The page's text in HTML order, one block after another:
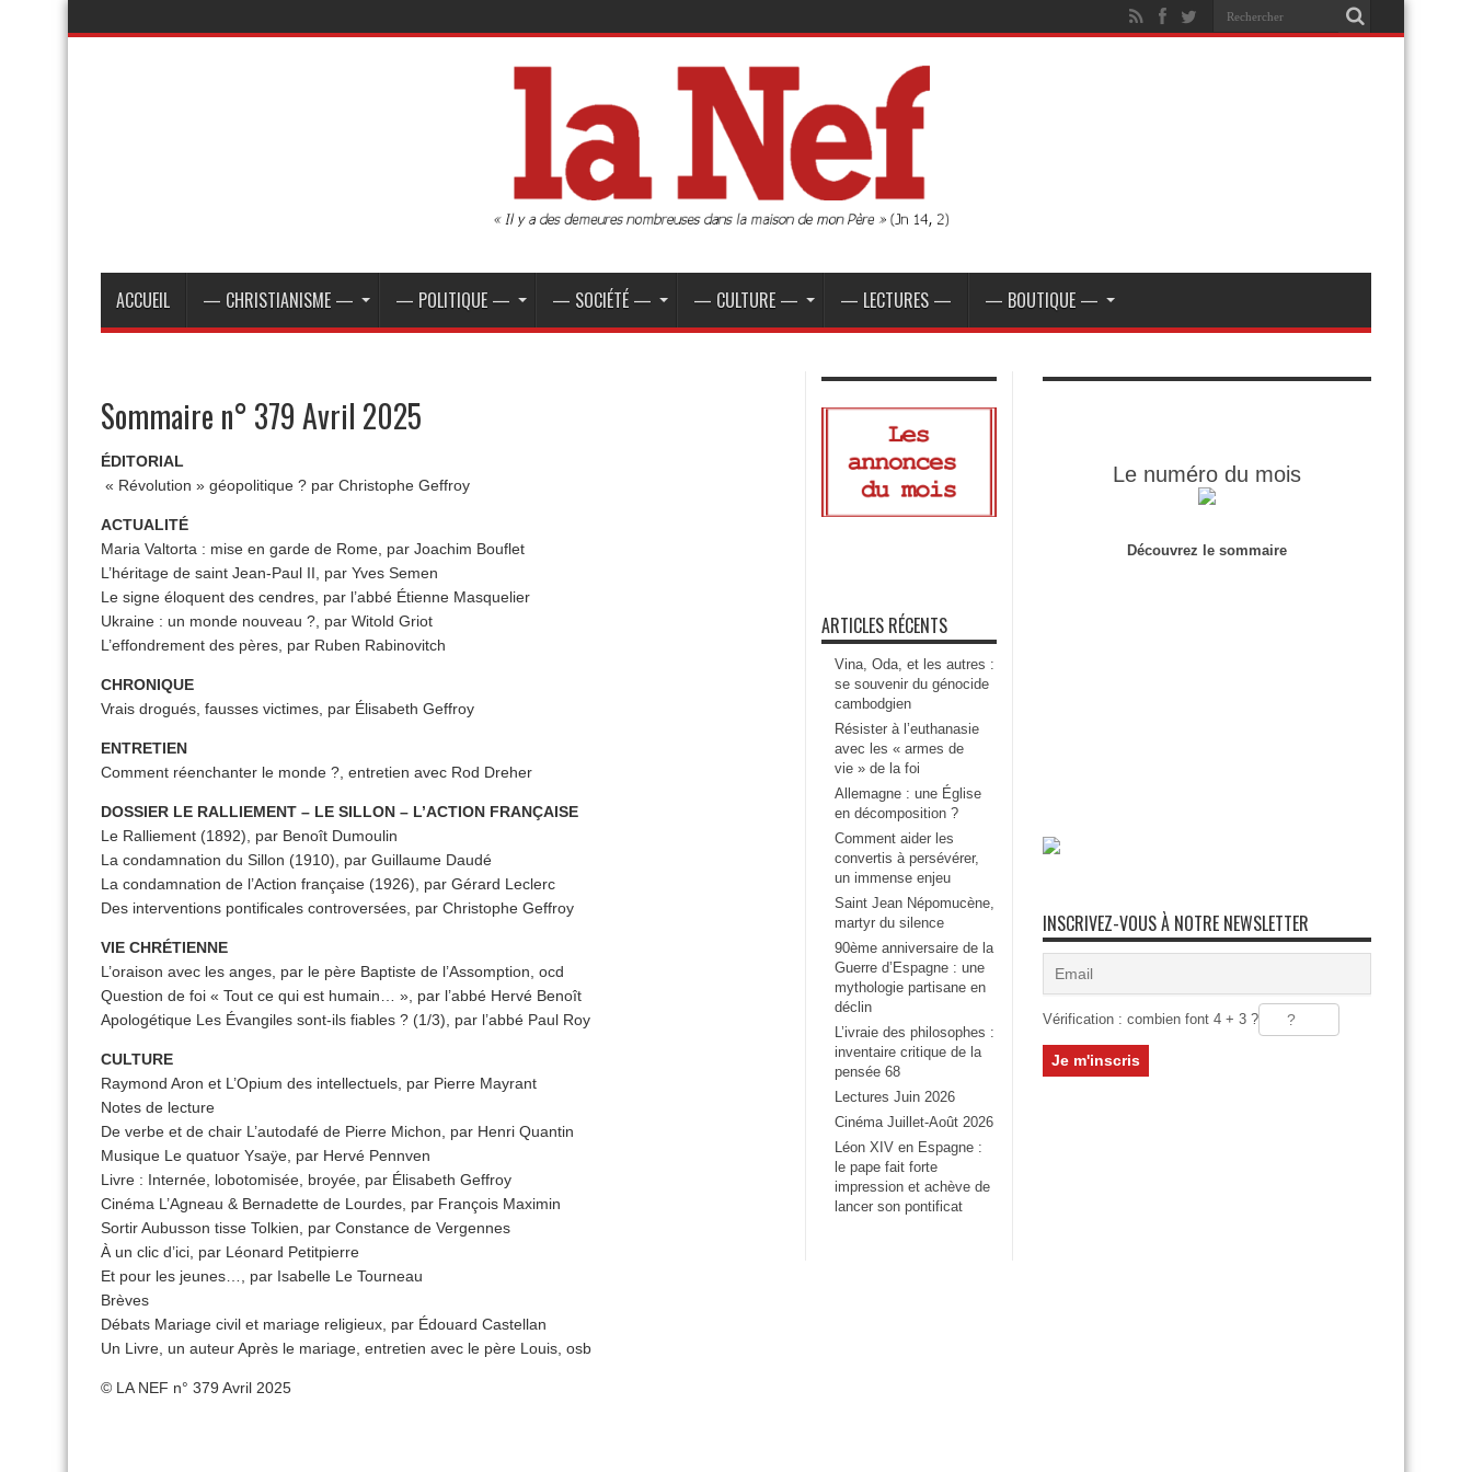
ACCUEIL — CHRISTIANISME — — POLITIQUE — — SOCIÉTÉ — — CULTURE — — LECTURES — — BOUTIQUE —
Sommaire n° 379 Avril 2025
ÉDITORIAL
« Révolution » géopolitique ? par Christophe Geffroy
ACTUALITÉ
Maria Valtorta : mise en garde de Rome, par Joachim Bouflet
L’héritage de saint Jean-Paul II, par Yves Semen
Le signe éloquent des cendres, par l’abbé Étienne Masquelier
Ukraine : un monde nouveau ?, par Witold Griot
L’effondrement des pères, par Ruben Rabinovitch
CHRONIQUE
Vrais drogués, fausses victimes, par Élisabeth Geffroy
ENTRETIEN
Comment réenchanter le monde ?, entretien avec Rod Dreher
DOSSIER LE RALLIEMENT – LE SILLON – L’ACTION FRANÇAISE
Le Ralliement (1892), par Benoît Dumoulin
La condamnation du Sillon (1910), par Guillaume Daudé
La condamnation de l’Action française (1926), par Gérard Leclerc
Des interventions pontificales controversées, par Christophe Geffroy
VIE CHRÉTIENNE
L’oraison avec les anges, par le père Baptiste de l’Assomption, ocd
Question de foi « Tout ce qui est humain… », par l’abbé Hervé Benoît
Apologétique Les Évangiles sont-ils fiables ? (1/3), par l’abbé Paul Roy
CULTURE
Raymond Aron et L’Opium des intellectuels, par Pierre Mayrant
Notes de lecture
De verbe et de chair L’autodafé de Pierre Michon, par Henri Quantin
Musique Le quatuor Ysaÿe, par Hervé Pennven
Livre : Internée, lobotomisée, broyée, par Élisabeth Geffroy
Cinéma L’Agneau & Bernadette de Lourdes, par François Maximin
Sortir Aubusson tisse Tolkien, par Constance de Vergennes
À un clic d’ici, par Léonard Petitpierre
Et pour les jeunes…, par Isabelle Le Tourneau
Brèves
Débats Mariage civil et mariage religieux, par Édouard Castellan
Un Livre, un auteur Après le mariage, entretien avec le père Louis, osb
© LA NEF n° 379 Avril 2025
ARTICLES RÉCENTS
Vina, Oda, et les autres :
se souvenir du génocide
cambodgien
Résister à l’euthanasie
avec les « armes de
vie » de la foi
Allemagne : une Église
en décomposition ?
Comment aider les
convertis à persévérer,
un immense enjeu
Saint Jean Népomucène,
martyr du silence
90ème anniversaire de la
Guerre d’Espagne : une
mythologie partisane en
déclin
L’ivraie des philosophes :
inventaire critique de la
pensée 68
Lectures Juin 2026
Cinéma Juillet-Août 2026
Léon XIV en Espagne :
le pape fait forte
impression et achève de
lancer son pontificat
Le numéro du mois
Découvrez le sommaire
INSCRIVEZ-VOUS À NOTRE NEWSLETTER
Vérification : combien font 4 + 3 ?